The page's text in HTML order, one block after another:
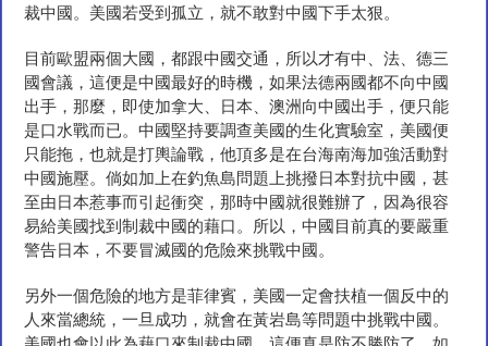
裁中國。美國若受到孤立，就不敢對中國下手太狠。
目前歐盟兩個大國，都跟中國交通，所以才有中、法、德三
國會議，這便是中國最好的時機，如果法德兩國都不向中國
出手，那麼，即使加拿大、日本、澳洲向中國出手，便只能
是口水戰而已。中國堅持要調查美國的生化實驗室，美國便
只能拖，也就是打輿論戰，他頂多是在台海南海加強活動對
中國施壓。倘如加上在釣魚島問題上挑撥日本對抗中國，甚
至由日本惹事而引起衝突，那時中國就很難辦了，因為很容
易給美國找到制裁中國的藉口。所以，中國目前真的要嚴重
警告日本，不要冒滅國的危險來挑戰中國。
另外一個危險的地方是菲律賓，美國一定會扶植一個反中的
人來當總統，一旦成功，就會在黃岩島等問題中挑戰中國。